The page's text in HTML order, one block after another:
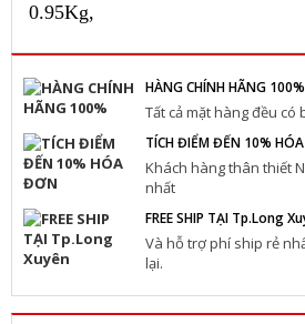
0.95Kg,
HÀNG CHÍNH HÃNG 100%
Tất cả mặt hàng đều
TÍCH ĐIỂM ĐẾN 10%
Khách hàng thân thiết
nhất
FREE SHIP TẠI Tp.Long
Và hỗ trợ phí ship rẻ
lại.